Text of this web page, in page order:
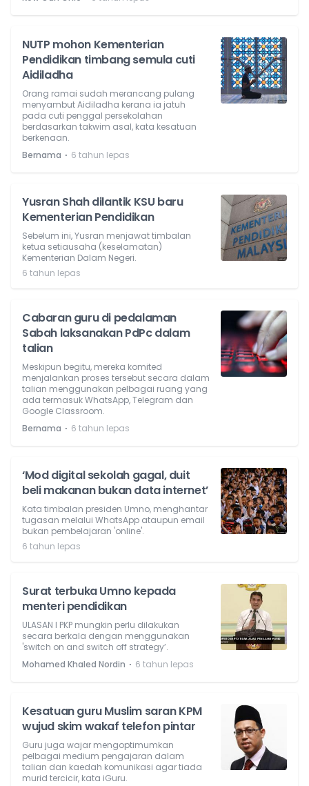
NUTP mohon Kementerian
Pendidikan timbang semula cuti
Aidiladha
Orang ramai sudah merancang pulang
menyambut Aidiladha kerana ia jatuh
pada cuti penggal persekolahan
berdasarkan takwim asal, kata kesatuan
berkenaan.
Bernama ⋅ 6 tahun lepas
Yusran Shah dilantik KSU baru
Kementerian Pendidikan
Sebelum ini, Yusran menjawat timbalan
ketua setiausaha (keselamatan)
Kementerian Dalam Negeri.
6 tahun lepas
Cabaran guru di pedalaman
Sabah laksanakan PdPc dalam
talian
Meskipun begitu, mereka komited
menjalankan proses tersebut secara dalam
talian menggunakan pelbagai ruang yang
ada termasuk WhatsApp, Telegram dan
Google Classroom.
Bernama ⋅ 6 tahun lepas
‘Mod digital sekolah gagal, duit
beli makanan bukan data internet’
Kata timbalan presiden Umno, menghantar
tugasan melalui WhatsApp ataupun email
bukan pembelajaran 'online'.
6 tahun lepas
Surat terbuka Umno kepada
menteri pendidikan
ULASAN l PKP mungkin perlu dilakukan
secara berkala dengan menggunakan
'switch on and switch off strategy’.
Mohamed Khaled Nordin ⋅ 6 tahun lepas
Kesatuan guru Muslim saran KPM
wujud skim wakaf telefon pintar
Guru juga wajar mengoptimumkan
pelbagai medium pengajaran dalam
talian dan kaedah komunikasi agar tiada
murid tercicir, kata iGuru.